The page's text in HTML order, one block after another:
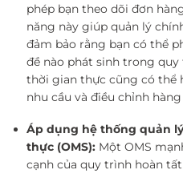
phép bạn theo dõi đơn
năng này giúp quản lý
đảm bảo rằng bạn có thể
đề nào phát sinh trong
thời gian thực cũng có thể
nhu cầu và điều chỉnh
Áp dụng hệ thống quản
thực (OMS): Một OMS
cạnh của quy trình hoàn